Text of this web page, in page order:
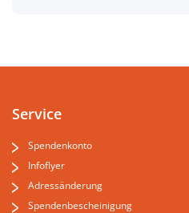
Service
Spendenkonto
Infoflyer
Adressänderung
Spendenbescheinigung